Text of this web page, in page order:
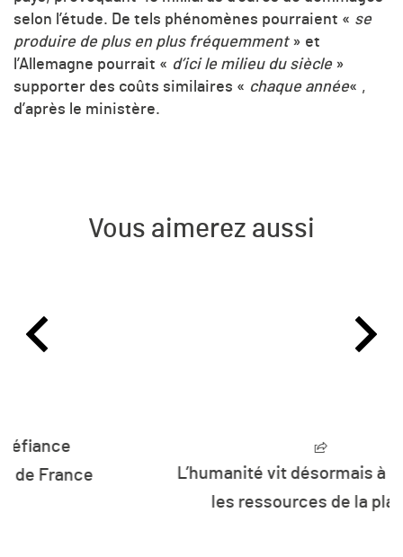
selon l’étude. De tels phénomènes pourraient « se
produire de plus en plus fréquemment» et
l’Allemagne pourrait « d’ici le milieu du siècle »
supporter des coûts similaires « chaque année« ,
d’après le ministère.
Vous aimerez aussi
L’humanité vit désormais à crédit sur
les ressources de la planète